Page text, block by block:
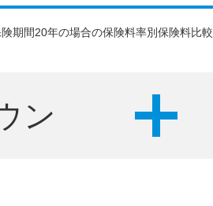
期間20年の場合の保険料率別保険料比較
ン